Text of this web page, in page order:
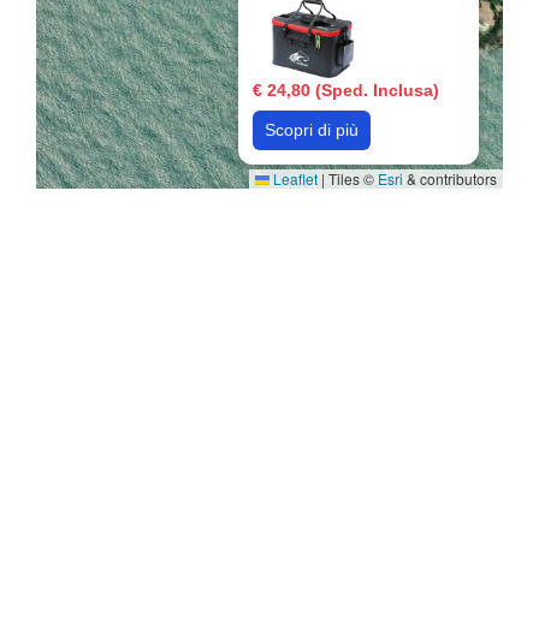
€ 24,80 (Sped. Inclusa)
Scopri di più
Leaflet | Tiles © Esri & contributors